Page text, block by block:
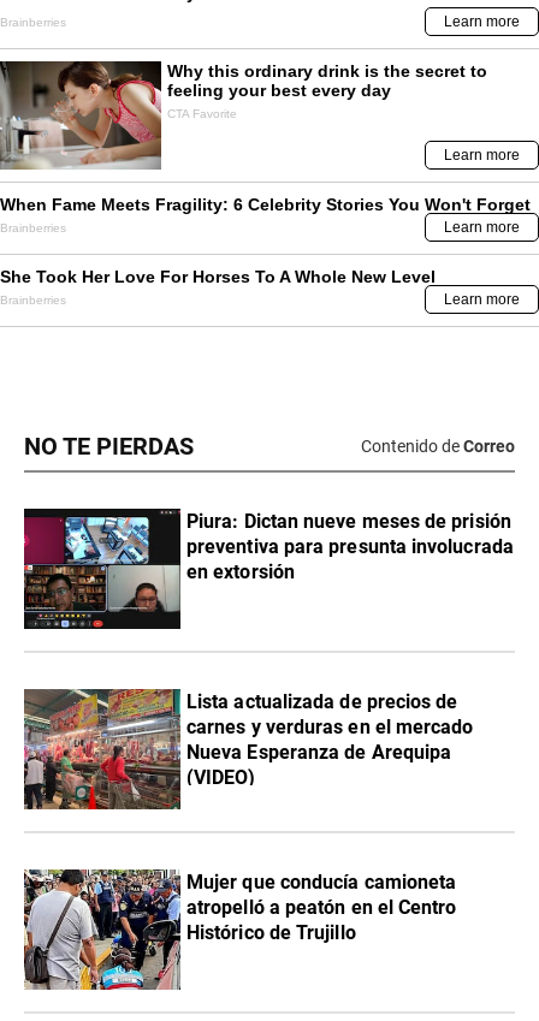
NO TE PIERDAS Contenido deCorreo
Piura: Dictan nueve meses de prisión
preventiva para presunta involucrada
en extorsión
Lista actualizada de precios de
carnes y verduras en el mercado
Nueva Esperanza de Arequipa
(VIDEO)
Mujer que conducía camioneta
atropelló a peatón en el Centro
Histórico de Trujillo